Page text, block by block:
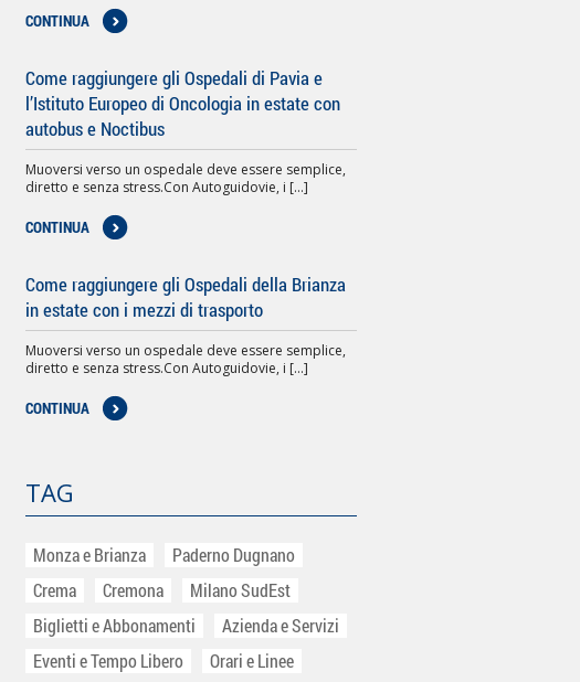
CONTINUA
Come raggiungere gli Ospedali di Pavia e
l’Istituto Europeo di Oncologia in estate con
autobus e Noctibus
Muoversi verso un ospedale deve essere semplice,
diretto e senza stress.Con Autoguidovie, i [...]
CONTINUA
Come raggiungere gli Ospedali della Brianza
in estate con i mezzi di trasporto
Muoversi verso un ospedale deve essere semplice,
diretto e senza stress.Con Autoguidovie, i [...]
CONTINUA
TAG
Monza e Brianza
Paderno Dugnano
Crema
Cremona
Milano SudEst
Biglietti e Abbonamenti
Azienda e Servizi
Eventi e Tempo Libero
Orari e Linee